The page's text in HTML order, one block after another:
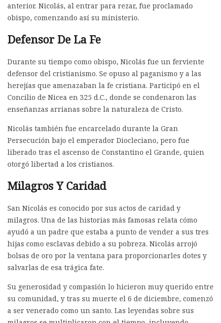
anterior. Nicolás, al entrar para rezar, fue proclamado
obispo, comenzando así su ministerio.
Defensor De La Fe
Durante su tiempo como obispo, Nicolás fue un ferviente
defensor del cristianismo. Se opuso al paganismo y a las
herejías que amenazaban la fe cristiana. Participó en el
Concilio de Nicea en 325 d.C., donde se condenaron las
enseñanzas arrianas sobre la naturaleza de Cristo.
Nicolás también fue encarcelado durante la Gran
Persecución bajo el emperador Diocleciano, pero fue
liberado tras el ascenso de Constantino el Grande, quien
otorgó libertad a los cristianos.
Milagros Y Caridad
San Nicolás es conocido por sus actos de caridad y
milagros. Una de las historias más famosas relata cómo
ayudó a un padre que estaba a punto de vender a sus tres
hijas como esclavas debido a su pobreza. Nicolás arrojó
bolsas de oro por la ventana para proporcionarles dotes y
salvarlas de esa trágica fate.
Su generosidad y compasión lo hicieron muy querido entre
su comunidad, y tras su muerte el 6 de diciembre, comenzó
a ser venerado como un santo. Las leyendas sobre sus